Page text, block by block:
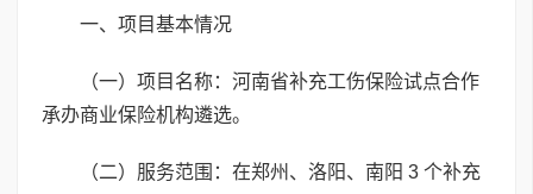
一、项目基本情况
（一）项目名称：河南省补充工伤保险试点合作
承办商业保险机构遴选。
（二）服务范围：在郑州、洛阳、南阳 3 个补充